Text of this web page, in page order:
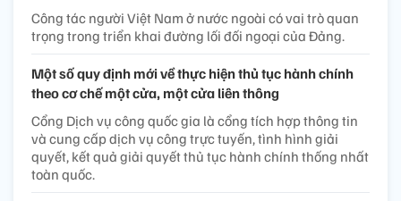
Công tác người Việt Nam ở nước ngoài có vai trò quan
trọng trong triển khai đường lối đối ngoại của Đảng.
Một số quy định mới về thực hiện thủ tục hành chính
theo cơ chế một cửa, một cửa liên thông
Cổng Dịch vụ công quốc gia là cổng tích hợp thông tin
và cung cấp dịch vụ công trực tuyến, tình hình giải
quyết, kết quả giải quyết thủ tục hành chính thống nhất
toàn quốc.